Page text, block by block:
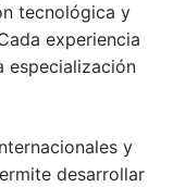
tecnológica y
experiencia
especialización
y
desarrollar